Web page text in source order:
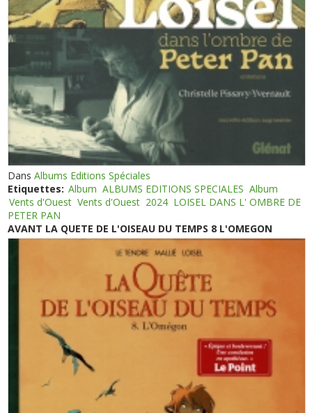
DansAlbums Editions Spéciales
Etiquettes: Album ALBUMS EDITIONS SPECIALES Album
Vents d'Ouest Vents d'Ouest 2024 LOISEL DANS L' OMBRE DE
PETER PAN
AVANT LA QUETE DE L'OISEAU DU TEMPS 8 L'OMEGON